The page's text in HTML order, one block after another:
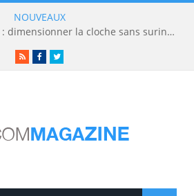
NOUVEAUX
Boxer 30 ou Boxer 42 : dimensionner la cloche sans surinvestir
RSSFacebookTwitter